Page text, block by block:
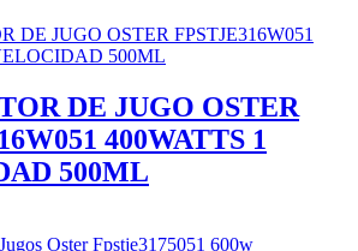
DE JUGO OSTER
400WATTS 1
500ML